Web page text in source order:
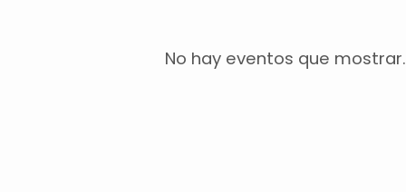
Entrenamientos
No hay eventos que mostrar.